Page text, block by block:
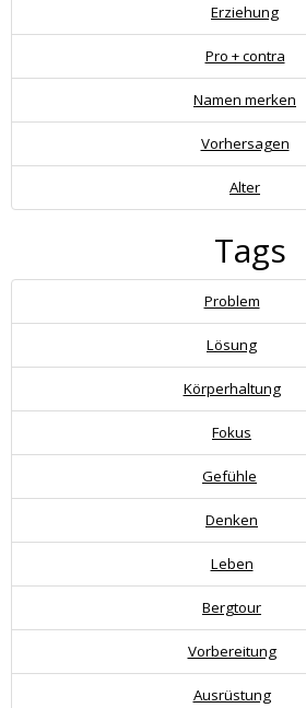
Erziehung
Pro + contra
Namen merken
Vorhersagen
Alter
Tags
Problem
Lösung
Körperhaltung
Fokus
Gefühle
Denken
Leben
Bergtour
Vorbereitung
Ausrüstung